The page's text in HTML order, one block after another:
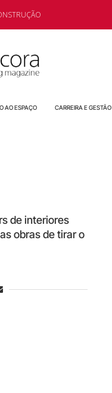
AO ESPAÇO CARREIRA E GESTÃO
de interiores
obras de tirar o